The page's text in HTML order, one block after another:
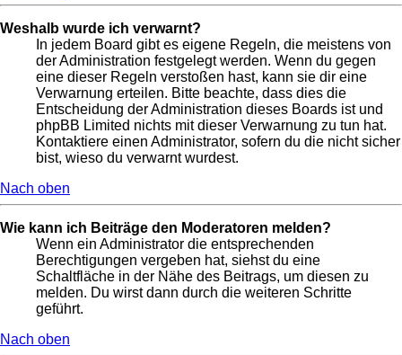
Weshalb wurde ich verwarnt?
In jedem Board gibt es eigene Regeln, die meistens von
der Administration festgelegt werden. Wenn du gegen
eine dieser Regeln verstoßen hast, kann sie dir eine
Verwarnung erteilen. Bitte beachte, dass dies die
Entscheidung der Administration dieses Boards ist und
phpBB Limited nichts mit dieser Verwarnung zu tun hat.
Kontaktiere einen Administrator, sofern du die nicht sicher
bist, wieso du verwarnt wurdest.
Nach oben
Wie kann ich Beiträge den Moderatoren melden?
Wenn ein Administrator die entsprechenden
Berechtigungen vergeben hat, siehst du eine
Schaltfläche in der Nähe des Beitrags, um diesen zu
melden. Du wirst dann durch die weiteren Schritte
geführt.
Nach oben